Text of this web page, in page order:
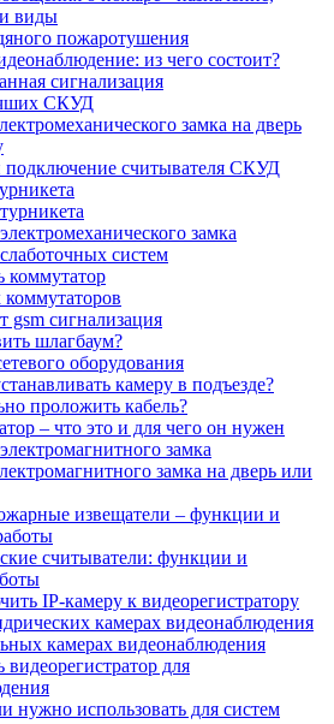
виды
пожаротушения
из чего состоит?
сигнализация
СКУД
замка на дверь
подключение считывателя СКУД
замка
систем
коммутатор
gsm сигнализация
шлагбаум?
оборудования
камеру в подъезде?
проложить кабель?
– что это и для чего он нужен
замка
замка на дверь или
извещатели – функции и
считыватели: функции и
IP-камеру к видеорегистратору
камерах видеонаблюдения
камерах видеонаблюдения
для
нужно использовать для систем